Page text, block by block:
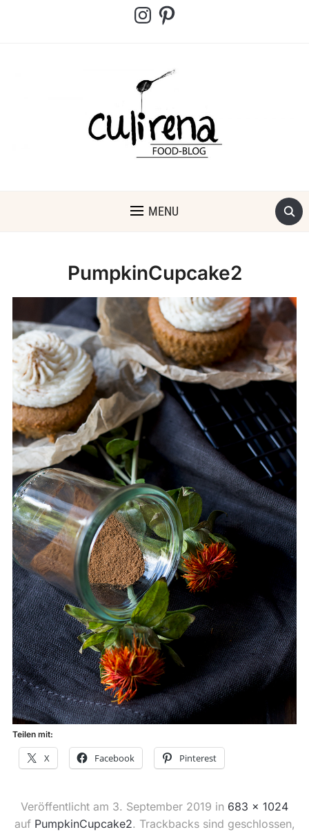
InstagramPinterest
MENU
PumpkinCupcake2
Teilen mit:
X Facebook Pinterest
Veröffentlicht am 3. September 2019 in 683 × 1024
auf PumpkinCupcake2. Trackbacks sind geschlossen,